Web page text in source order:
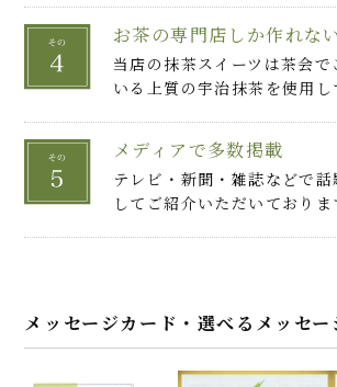
お茶の専門店しか作れな
当店の抹茶スイーツは茶会
いる上質の宇治抹茶を使用し
メディアで多数掲載
テレビ・新聞・雑誌などで話
してご紹介いただいておりま
メッセージカード・選べるメッセー